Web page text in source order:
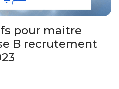
pour maitre
B recrutement